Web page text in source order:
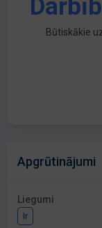
Būtiskākie
Apgrūtinājumi
Liegumi
Ir